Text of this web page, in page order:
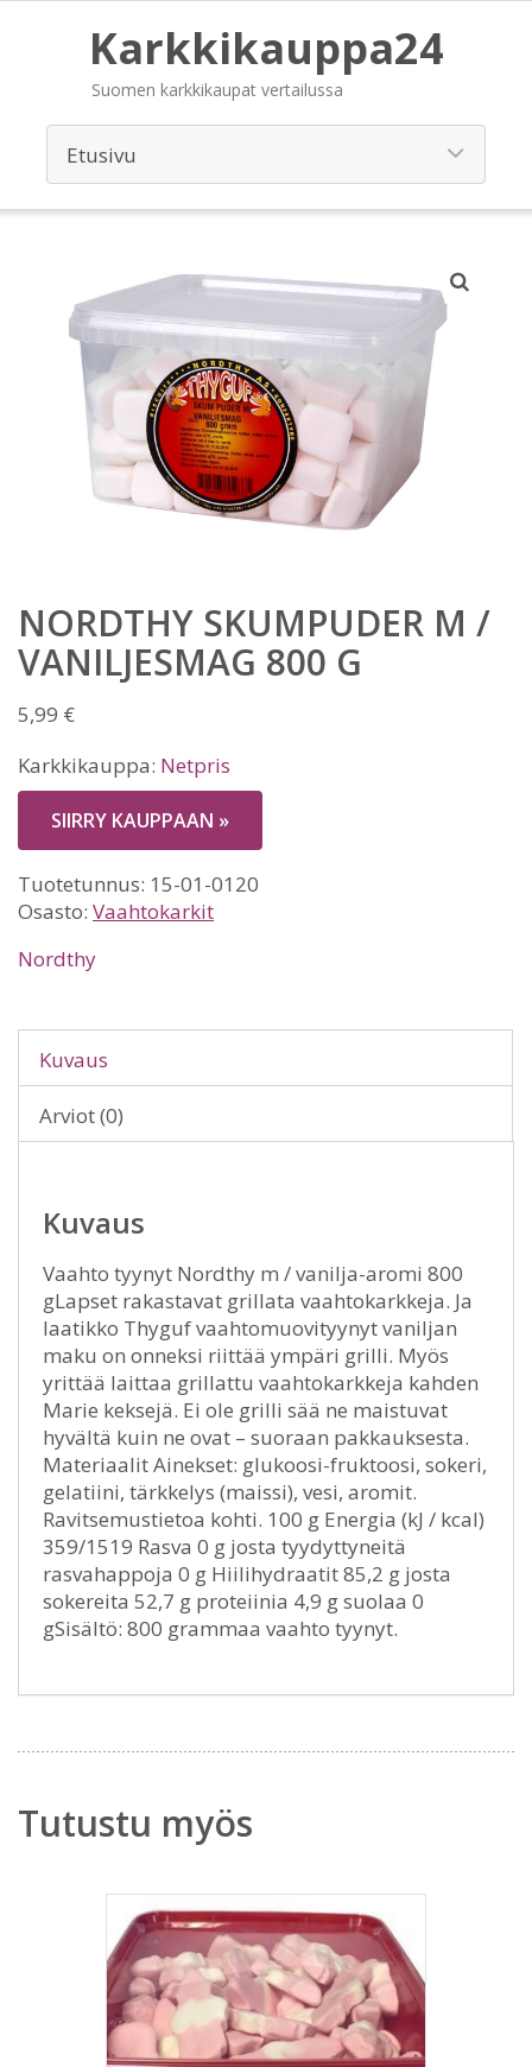
Karkkikauppa24
Suomen karkkikaupat vertailussa
NORDTHY SKUMPUDER M /
VANILJESMAG 800 G
5,99 €
Karkkikauppa: Netpris
SIIRRY KAUPPAAN »
Tuotetunnus: 15-01-0120
Osasto: Vaahtokarkit
Nordthy
Kuvaus
Arviot (0)
Kuvaus
Vaahto tyynyt Nordthy m / vanilja-aromi 800
gLapset rakastavat grillata vaahtokarkkeja. Ja
laatikko Thyguf vaahtomuovityynyt vaniljan
maku on onneksi riittää ympäri grilli. Myös
yrittää laittaa grillattu vaahtokarkkeja kahden
Marie keksejä. Ei ole grilli sää ne maistuvat
hyvältä kuin ne ovat – suoraan pakkauksesta.
Materiaalit Ainekset: glukoosi-fruktoosi, sokeri,
gelatiini, tärkkelys (maissi), vesi, aromit.
Ravitsemustietoa kohti. 100 g Energia (kJ / kcal)
359/1519 Rasva 0 g josta tyydyttyneitä
rasvahappoja 0 g Hiilihydraatit 85,2 g josta
sokereita 52,7 g proteiinia 4,9 g suolaa 0
gSisältö: 800 grammaa vaahto tyynyt.
Tutustu myös